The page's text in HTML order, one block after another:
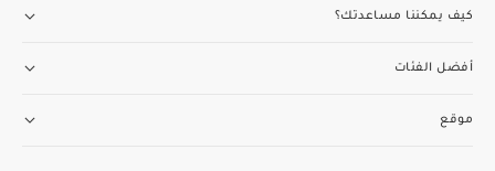
كيف يمكننا مساعدتك؟
أفضل الفئات
موقع